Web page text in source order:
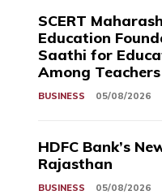
SCERT
Education
Saathi for
Among
BUSINESS 05/08/2026
HDFC Bank’s
Rajasthan
BUSINESS 05/08/2026